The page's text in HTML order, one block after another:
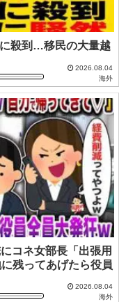
に殺到…移民の大量越
2026.08.04
海外
コネ女部長「出張用
残ってあげたら役員
2026.08.04
海外